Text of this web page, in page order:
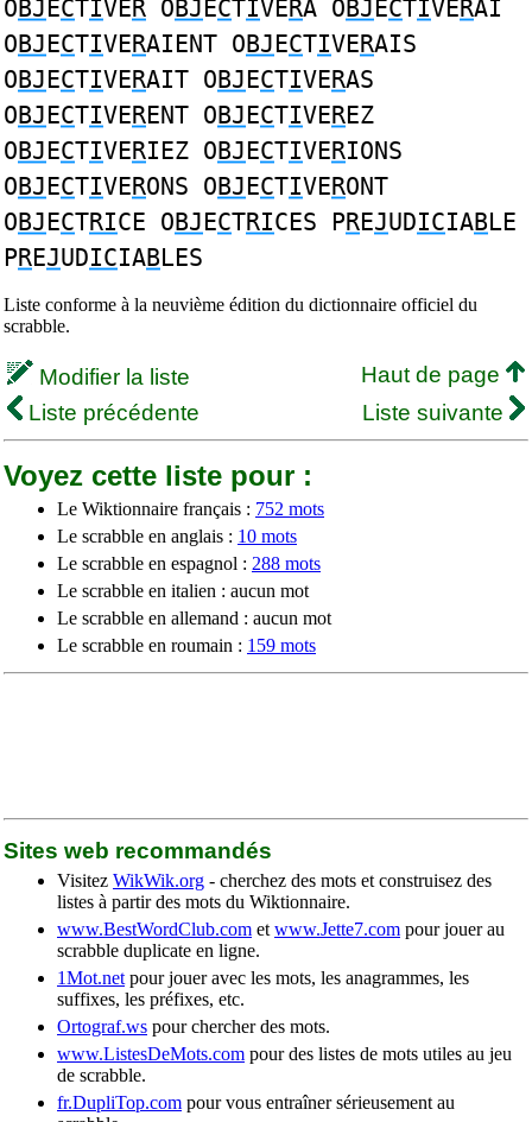
OBJECTIVER OBJECTIVERA OBJECTIVERAI
OBJECTIVERAIENT OBJECTIVERAIS
OBJECTIVERAIT OBJECTIVERAS
OBJECTIVERENT OBJECTIVEREZ
OBJECTIVERIEZ OBJECTIVERIONS
OBJECTIVERONS OBJECTIVERONT
OBJECTRICE OBJECTRICES PREJUDICIABLE
PREJUDICIABLES
Liste conforme à la neuvième édition du dictionnaire officiel du
scrabble.
Modifier la liste
Haut de page
Liste précédente
Liste suivante
Voyez cette liste pour :
Le Wiktionnaire français : 752 mots
Le scrabble en anglais : 10 mots
Le scrabble en espagnol : 288 mots
Le scrabble en italien : aucun mot
Le scrabble en allemand : aucun mot
Le scrabble en roumain : 159 mots
Sites web recommandés
Visitez WikWik.org - cherchez des mots et construisez des
listes à partir des mots du Wiktionnaire.
www.BestWordClub.com et www.Jette7.com pour jouer au
scrabble duplicate en ligne.
1Mot.net pour jouer avec les mots, les anagrammes, les
suffixes, les préfixes, etc.
Ortograf.ws pour chercher des mots.
www.ListesDeMots.com pour des listes de mots utiles au jeu
de scrabble.
fr.DupliTop.com pour vous entraîner sérieusement au